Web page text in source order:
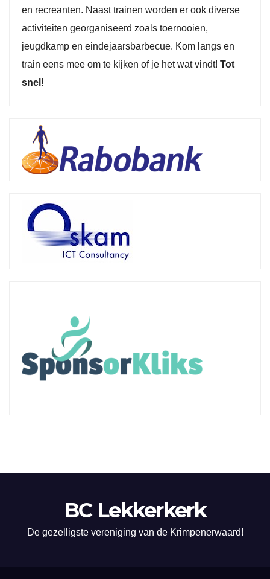
en recreanten. Naast trainen worden er ook diverse
activiteiten georganiseerd zoals toernooien,
jeugdkamp en eindejaarsbarbecue. Kom langs en
train eens mee om te kijken of je het wat vindt! Tot
snel!
BC Lekkerkerk
De gezelligste vereniging van de Krimpenerwaard!